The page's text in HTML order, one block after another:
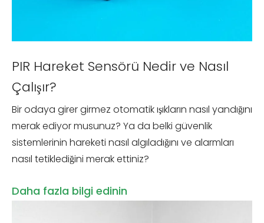
PIR Hareket Sensörü Nedir ve Nasıl
Çalışır?
Bir odaya girer girmez otomatik ışıkların nasıl yandığını
merak ediyor musunuz? Ya da belki güvenlik
sistemlerinin hareketi nasıl algıladığını ve alarmları
nasıl tetiklediğini merak ettiniz?
Daha fazla bilgi edinin